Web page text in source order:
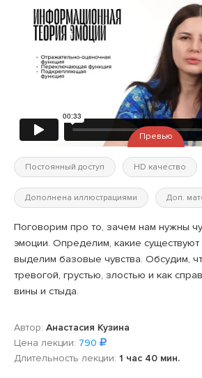
Превью
Постоянный доступ HD качество
Дополнена иллюстрациями Доп.
Поговорим про то, зачем нам нужны
эмоции. Определим, какие
выделим базовые чувства. Обсудим,
тревогой, грустью, злостью и как
вины и стыда.
Автор: Анастасия Кузина
Цена лекции: 790
Длительность лекции: 1 час 40 мин.